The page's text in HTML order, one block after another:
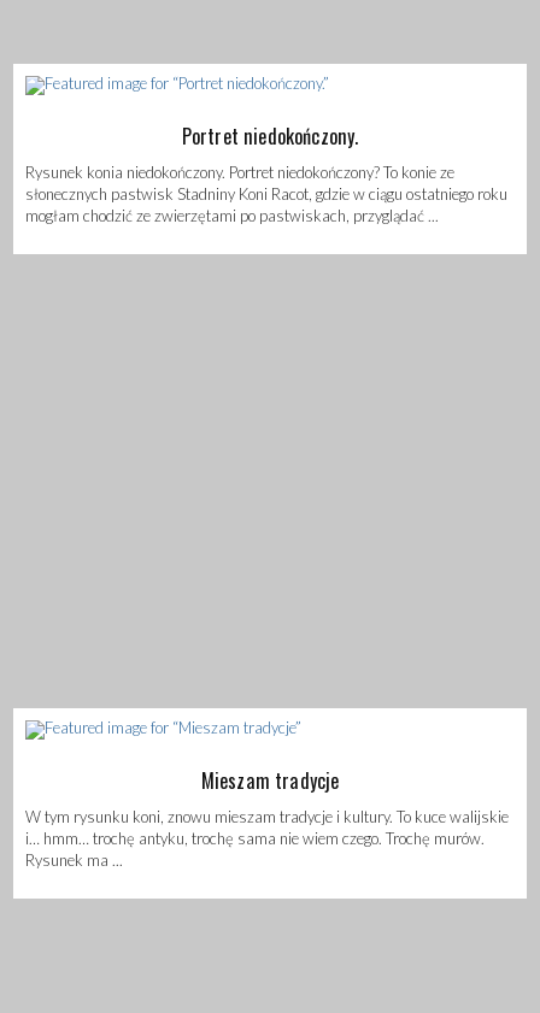
Portret niedokończony.
Rysunek konia niedokończony. Portret niedokończony? To konie ze
słonecznych pastwisk Stadniny Koni Racot, gdzie w ciągu ostatniego roku
mogłam chodzić ze zwierzętami po pastwiskach, przyglądać ...
Mieszam tradycje
W tym rysunku koni, znowu mieszam tradycje i kultury. To kuce walijskie
i… hmm… trochę antyku, trochę sama nie wiem czego. Trochę murów.
Rysunek ma ...